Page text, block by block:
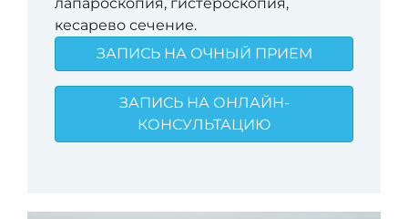
кесарево сечение.
ЗАПИСЬ НА ОЧНЫЙ ПРИЕМ
ЗАПИСЬ НА ОНЛАЙН-
КОНСУЛЬТАЦИЮ